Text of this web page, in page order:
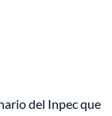
del Inpec que